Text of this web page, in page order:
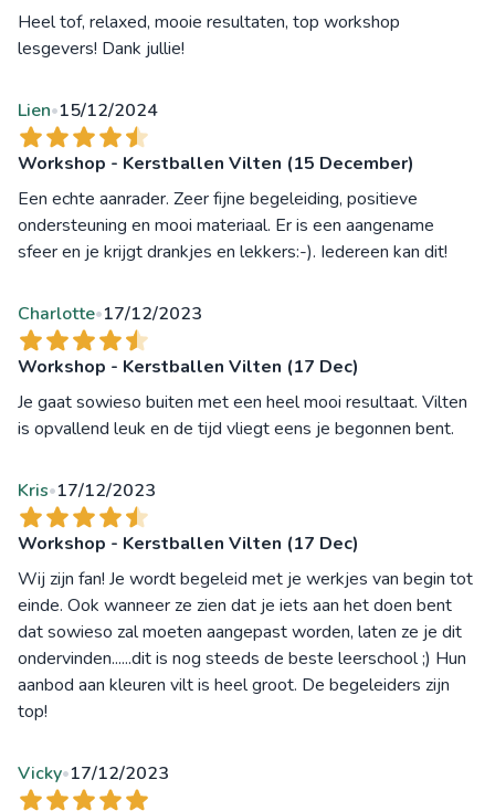
Heel tof, relaxed, mooie resultaten, top workshop
lesgevers! Dank jullie!
Lien•15/12/2024
Workshop - Kerstballen Vilten (15 December)
Een echte aanrader. Zeer fijne begeleiding, positieve
ondersteuning en mooi materiaal. Er is een aangename
sfeer en je krijgt drankjes en lekkers:-). Iedereen kan dit!
Charlotte•17/12/2023
Workshop - Kerstballen Vilten (17 Dec)
Je gaat sowieso buiten met een heel mooi resultaat. Vilten
is opvallend leuk en de tijd vliegt eens je begonnen bent.
Kris•17/12/2023
Workshop - Kerstballen Vilten (17 Dec)
Wij zijn fan! Je wordt begeleid met je werkjes van begin tot
einde. Ook wanneer ze zien dat je iets aan het doen bent
dat sowieso zal moeten aangepast worden, laten ze je dit
ondervinden......dit is nog steeds de beste leerschool ;) Hun
aanbod aan kleuren vilt is heel groot. De begeleiders zijn
top!
Vicky•17/12/2023